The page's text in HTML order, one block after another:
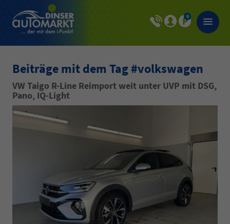
0
Beiträge mit dem Tag #volkswagen
VW Taigo R-Line Reimport weit unter UVP mit DSG,
Pano, IQ-Light